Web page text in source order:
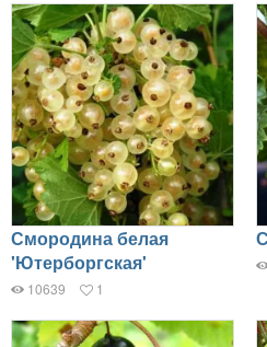
Смородина белая
'Ютерборгская'
10639 1